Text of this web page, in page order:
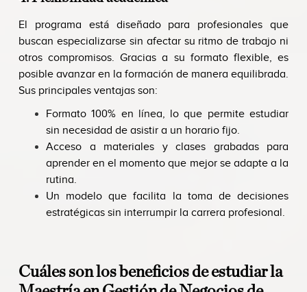
El programa está diseñado para profesionales que
buscan especializarse sin afectar su ritmo de trabajo ni
otros compromisos. Gracias a su formato flexible, es
posible avanzar en la formación de manera equilibrada.
Sus principales ventajas son:
Formato 100% en línea, lo que permite estudiar
sin necesidad de asistir a un horario fijo.
Acceso a materiales y clases grabadas para
aprender en el momento que mejor se adapte a la
rutina.
Un modelo que facilita la toma de decisiones
estratégicas sin interrumpir la carrera profesional.
Cuáles son los beneficios de estudiar la